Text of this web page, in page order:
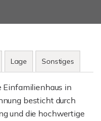
Lage Sonstiges
Einfamilienhaus in
besticht durch
und die hochwertige